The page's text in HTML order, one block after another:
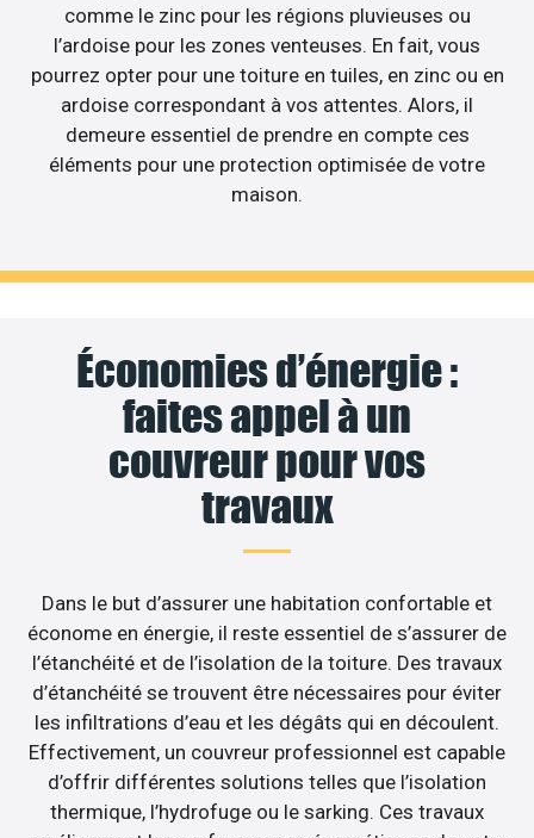
comme le zinc pour les régions pluvieuses ou
l’ardoise pour les zones venteuses. En fait, vous
pourrez opter pour une toiture en tuiles, en zinc ou en
ardoise correspondant à vos attentes. Alors, il
demeure essentiel de prendre en compte ces
éléments pour une protection optimisée de votre
maison.
Économies d’énergie :
faites appel à un
couvreur pour vos
travaux
Dans le but d’assurer une habitation confortable et
économe en énergie, il reste essentiel de s’assurer de
l’étanchéité et de l’isolation de la toiture. Des travaux
d’étanchéité se trouvent être nécessaires pour éviter
les infiltrations d’eau et les dégâts qui en découlent.
Effectivement, un couvreur professionnel est capable
d’offrir différentes solutions telles que l’isolation
thermique, l’hydrofuge ou le sarking. Ces travaux